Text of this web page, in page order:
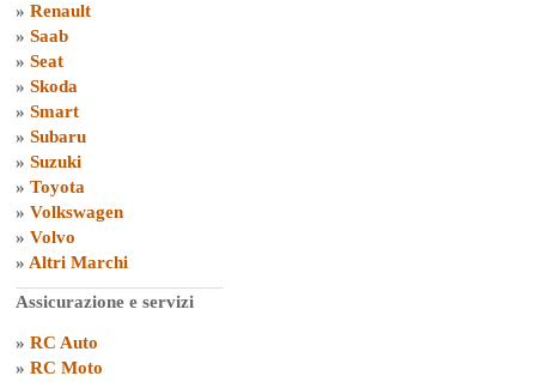
» Renault
» Saab
» Seat
» Skoda
» Smart
» Subaru
» Suzuki
» Toyota
» Volkswagen
» Volvo
» Altri Marchi
Assicurazione e servizi
» RC Auto
» RC Moto